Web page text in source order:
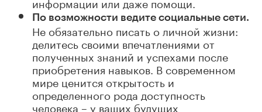
По возможности ведите социальные сети.
Не обязательно писать о личной жизни:
делитесь своими впечатлениями от
полученных знаний и успехами после
приобретения навыков. В современном
мире ценится открытость и
определенного рода доступность
человека – у ваших будущих